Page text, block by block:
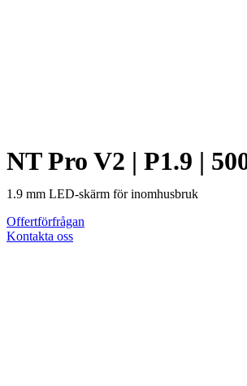
NT Pro V2 | P1.9 |
1.9 mm LED-skärm för inomhusbruk
Offertförfrågan
Kontakta oss